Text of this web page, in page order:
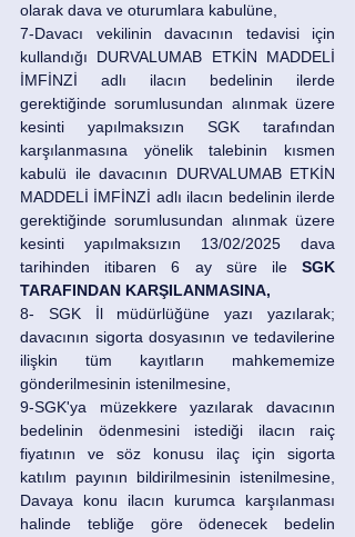
olarak dava ve oturumlara kabulüne,
7-Davacı vekilinin davacının tedavisi için
kullandığı DURVALUMAB ETKİN MADDELİ
İMFİNZİ adlı ilacın bedelinin ilerde
gerektiğinde sorumlusundan alınmak üzere
kesinti yapılmaksızın SGK tarafından
karşılanmasına yönelik talebinin kısmen
kabulü ile davacının DURVALUMAB ETKİN
MADDELİ İMFİNZİ adlı ilacın bedelinin ilerde
gerektiğinde sorumlusundan alınmak üzere
kesinti yapılmaksızın 13/02/2025 dava
tarihinden itibaren 6 ay süre ile SGK
TARAFINDAN KARŞILANMASINA,
8- SGK İl müdürlüğüne yazı yazılarak;
davacının sigorta dosyasının ve tedavilerine
ilişkin tüm kayıtların mahkememize
gönderilmesinin istenilmesine,
9-SGK'ya müzekkere yazılarak davacının
bedelinin ödenmesini istediği ilacın raiç
fiyatının ve söz konusu ilaç için sigorta
katılım payının bildirilmesinin istenilmesine,
Davaya konu ilacın kurumca karşılanması
halinde tebliğe göre ödenecek bedelin